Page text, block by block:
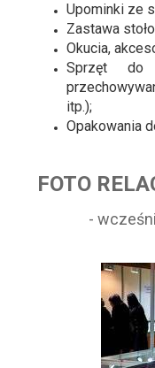
Upominki ze
Zastawa
Okucia,
Sprzęt do
itp.);
Opakowania
FOTO
-